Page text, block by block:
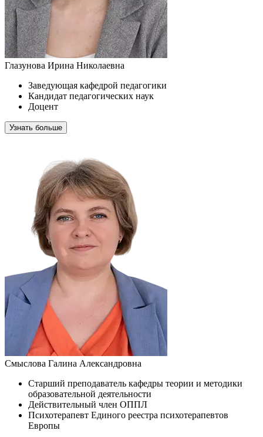
Глазунова Ирина Николаевна
Заведующая кафедрой педагогики
Кандидат педагогических наук
Доцент
Узнать больше
Смыслова Галина Александровна
Старший преподаватель кафедры теории и методики
образовательной деятельности
Действительный член ОППЛ
Психотерапевт Единого реестра психотерапевтов
Европы